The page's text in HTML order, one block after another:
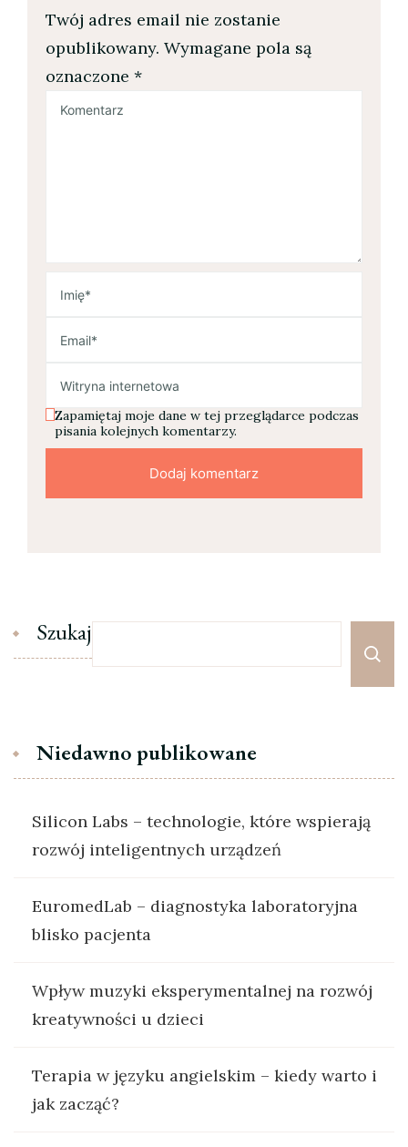
Twój adres email nie zostanie
opublikowany. Wymagane pola są
oznaczone *
Zapamiętaj moje dane w tej przeglądarce podczas
pisania kolejnych komentarzy.
Szukaj
Niedawno publikowane
Silicon Labs – technologie, które wspierają
rozwój inteligentnych urządzeń
EuromedLab – diagnostyka laboratoryjna
blisko pacjenta
Wpływ muzyki eksperymentalnej na rozwój
kreatywności u dzieci
Terapia w języku angielskim – kiedy warto i
jak zacząć?